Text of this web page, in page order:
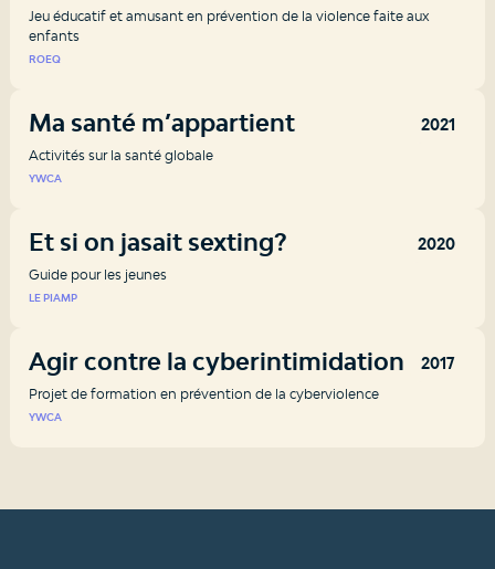
Jeu éducatif et amusant en prévention de la violence faite aux
enfants
ROEQ
2021
Ma santé m’appartient
Activités sur la santé globale
YWCA
2020
Et si on jasait sexting?
Guide pour les jeunes
LE PIAMP
2017
Agir contre la cyberintimidation
Projet de formation en prévention de la cyberviolence
YWCA